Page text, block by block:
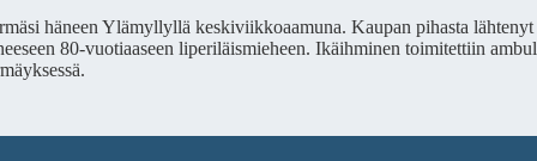
häneen Ylämyllyllä keskiviikkoaamuna. Kaupan pihasta
80-vuotiaaseen liperiläismieheen. Ikäihminen toimitettiin